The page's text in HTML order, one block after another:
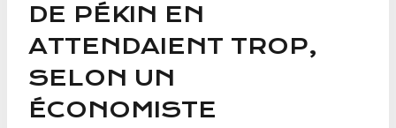
DE PÉKIN EN
ATTENDAIENT TROP,
SELON UN
ÉCONOMISTE